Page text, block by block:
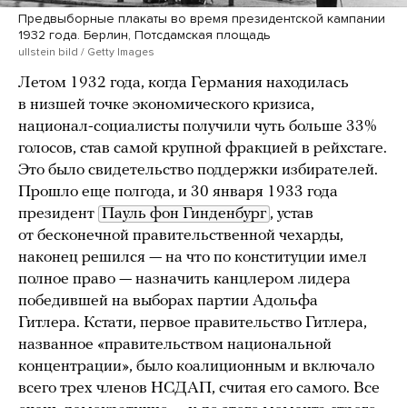
Предвыборные плакаты во время президентской кампании
1932 года. Берлин, Потсдамская площадь
ullstein bild / Getty Images
Летом 1932 года, когда Германия находилась
в низшей точке экономического кризиса,
национал-социалисты получили чуть больше 33%
голосов, став самой крупной фракцией в рейхстаге.
Это было свидетельство поддержки избирателей.
Прошло еще полгода, и 30 января 1933 года
президент Пауль фон Гинденбург , устав
от бесконечной правительственной чехарды,
наконец решился — на что по конституции имел
полное право — назначить канцлером лидера
победившей на выборах партии Адольфа
Гитлера. Кстати, первое правительство Гитлера,
названное «правительством национальной
концентрации», было коалиционным и включало
всего трех членов НСДАП, считая его самого. Все